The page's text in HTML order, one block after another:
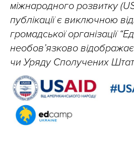
міжнародного розвитку
публікації є виключною
громадської організації
необов’язково
чи Уряду Сполучених